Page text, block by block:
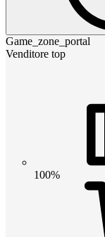
Game_zone_portal
Venditore top
100%